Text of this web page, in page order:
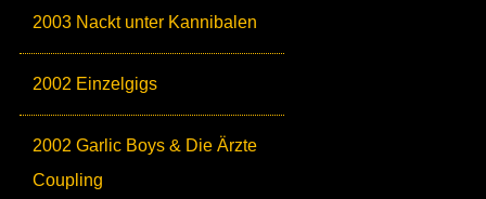
2003 Nackt unter Kannibalen
2002 Einzelgigs
2002 Garlic Boys & Die Ärzte
Coupling